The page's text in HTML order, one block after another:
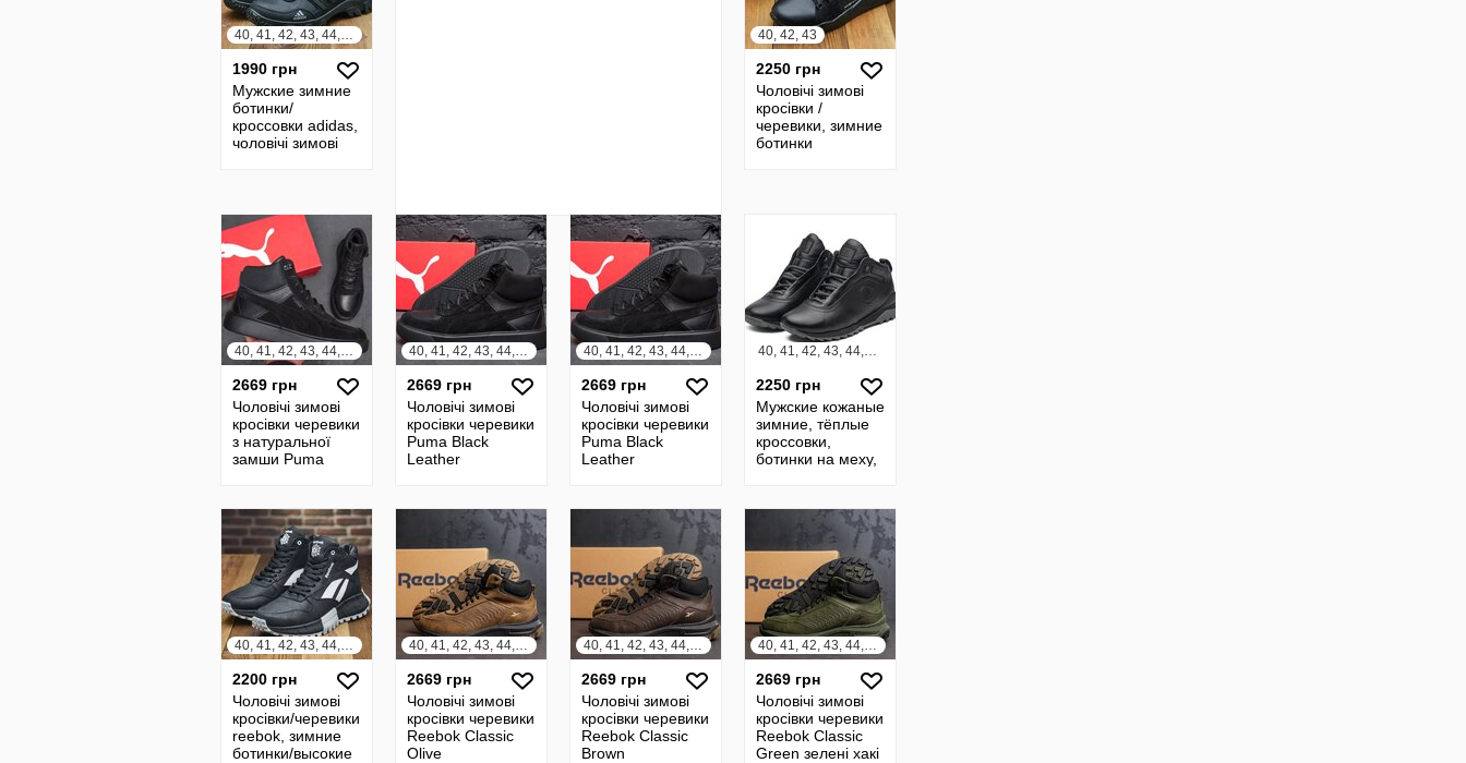
40, 41, 42, 43, 44, 45
1990 грн
Мужские зимние
ботинки/
кроссовки adidas,
чоловічі зимові
40, 42, 43
2250 грн
Чоловічі зимові
кросівки /
черевики, зимние
ботинки
40, 41, 42, 43, 44, 45
2669 грн
Чоловічі зимові
кросівки черевики
з натуральної
замши Puma
40, 41, 42, 43, 44, 45
2669 грн
Чоловічі зимові
кросівки черевики
Puma Black
Leather
40, 41, 42, 43, 44, 45
2669 грн
Чоловічі зимові
кросівки черевики
Puma Black
Leather
40, 41, 42, 43, 44, 45
2250 грн
Мужские кожаные
зимние, тёплые
кроссовки,
ботинки на меху,
черевики
40, 41, 42, 43, 44, 45
2200 грн
Чоловічі зимові
кросівки/черевики
reebok, зимние
ботинки/высокие
40, 41, 42, 43, 44, 45
2669 грн
Чоловічі зимові
кросівки черевики
Reebok Classic
Olive
40, 41, 42, 43, 44, 45
2669 грн
Чоловічі зимові
кросівки черевики
Reebok Classic
Brown
40, 41, 42, 43, 44, 45
2669 грн
Чоловічі зимові
кросівки черевики
Reebok Classic
Green зелені хакі